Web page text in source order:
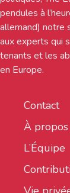
pendules à
allemand) notre
aux experts qui
tenants et les
en Europe.
Contact
À propos
L’Équipe